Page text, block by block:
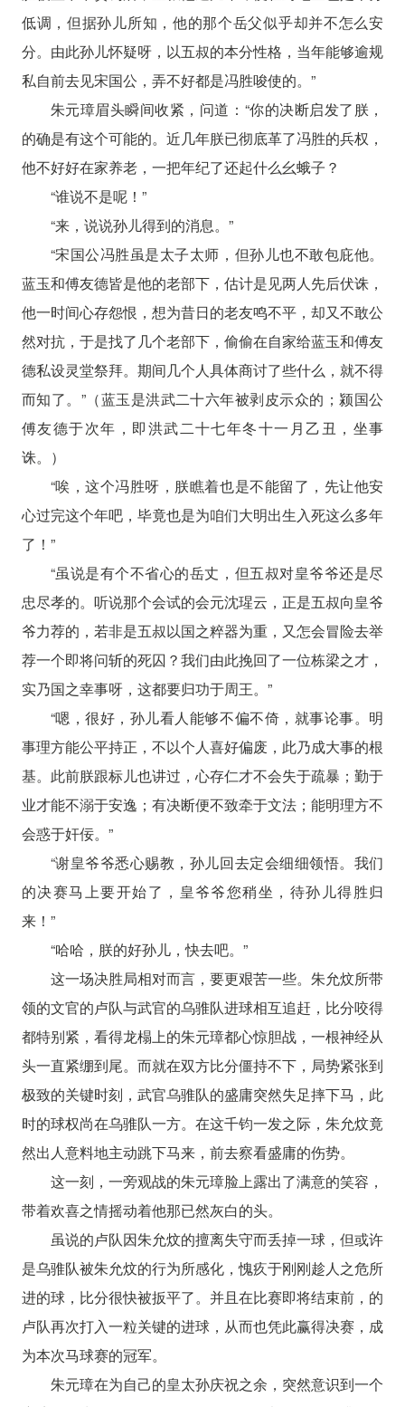
低调，但据孙儿所知，他的那个岳父似乎却并不怎么安
分。由此孙儿怀疑呀，以五叔的本分性格，当年能够逾规
私自前去见宋国公，弄不好都是冯胜唆使的。”
朱元璋眉头瞬间收紧，问道：“你的决断启发了朕，
的确是有这个可能的。近几年朕已彻底革了冯胜的兵权，
他不好好在家养老，一把年纪了还起什么幺蛾子？
“谁说不是呢！”
“来，说说孙儿得到的消息。”
“宋国公冯胜虽是太子太师，但孙儿也不敢包庇他。
蓝玉和傅友德皆是他的老部下，估计是见两人先后伏诛，
他一时间心存怨恨，想为昔日的老友鸣不平，却又不敢公
然对抗，于是找了几个老部下，偷偷在自家给蓝玉和傅友
德私设灵堂祭拜。期间几个人具体商讨了些什么，就不得
而知了。”（蓝玉是洪武二十六年被剥皮示众的；颍国公
傅友德于次年，即洪武二十七年冬十一月乙丑，坐事
诛。）
“唉，这个冯胜呀，朕瞧着也是不能留了，先让他安
心过完这个年吧，毕竟也是为咱们大明出生入死这么多年
了！”
“虽说是有个不省心的岳丈，但五叔对皇爷爷还是尽
忠尽孝的。听说那个会试的会元沈瑆云，正是五叔向皇爷
爷力荐的，若非是五叔以国之粹器为重，又怎会冒险去举
荐一个即将问斩的死囚？我们由此挽回了一位栋梁之才，
实乃国之幸事呀，这都要归功于周王。”
“嗯，很好，孙儿看人能够不偏不倚，就事论事。明
事理方能公平持正，不以个人喜好偏废，此乃成大事的根
基。此前朕跟标儿也讲过，心存仁才不会失于疏暴；勤于
业才能不溺于安逸；有决断便不致牵于文法；能明理方不
会惑于奸佞。”
“谢皇爷爷悉心赐教，孙儿回去定会细细领悟。我们
的决赛马上要开始了，皇爷爷您稍坐，待孙儿得胜归
来！”
“哈哈，朕的好孙儿，快去吧。”
这一场决胜局相对而言，要更艰苦一些。朱允炆所带
领的文官的卢队与武官的乌骓队进球相互追赶，比分咬得
都特别紧，看得龙榻上的朱元璋都心惊胆战，一根神经从
头一直紧绷到尾。而就在双方比分僵持不下，局势紧张到
极致的关键时刻，武官乌骓队的盛庸突然失足摔下马，此
时的球权尚在乌骓队一方。在这千钧一发之际，朱允炆竟
然出人意料地主动跳下马来，前去察看盛庸的伤势。
这一刻，一旁观战的朱元璋脸上露出了满意的笑容，
带着欢喜之情摇动着他那已然灰白的头。
虽说的卢队因朱允炆的擅离失守而丢掉一球，但或许
是乌骓队被朱允炆的行为所感化，愧疚于刚刚趁人之危所
进的球，比分很快被扳平了。并且在比赛即将结束前，的
卢队再次打入一粒关键的进球，从而也凭此赢得决赛，成
为本次马球赛的冠军。
朱元璋在为自己的皇太孙庆祝之余，突然意识到一个